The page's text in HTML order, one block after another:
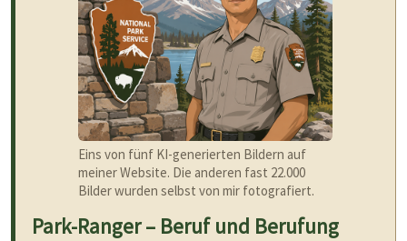
Eins von fünf KI-generierten Bildern auf
meiner Website. Die anderen fast 22.000
Bilder wurden selbst von mir fotografiert.
Park-Ranger – Beruf und Berufung